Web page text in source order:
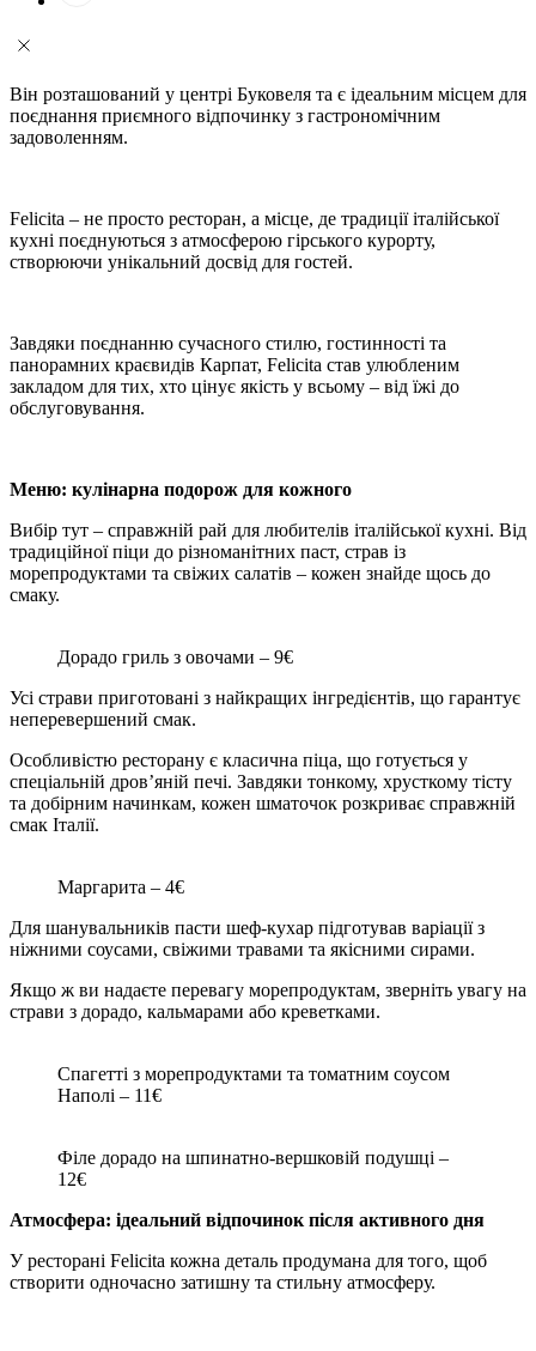
Він розташований у центрі Буковеля та є ідеальним місцем для
поєднання приємного відпочинку з гастрономічним
задоволенням.
Felicita – не просто ресторан, а місце, де традиції італійської
кухні поєднуються з атмосферою гірського курорту,
створюючи унікальний досвід для гостей.
Завдяки поєднанню сучасного стилю, гостинності та
панорамних краєвидів Карпат, Felicita став улюбленим
закладом для тих, хто цінує якість у всьому – від їжі до
обслуговування.
Меню: кулінарна подорож для кожного
Вибір тут – справжній рай для любителів італійської кухні. Від
традиційної піци до різноманітних паст, страв із
морепродуктами та свіжих салатів – кожен знайде щось до
смаку.
Дорадо гриль з овочами – 9€
Усі страви приготовані з найкращих інгредієнтів, що гарантує
неперевершений смак.
Особливістю ресторану є класична піца, що готується у
спеціальній дров’яній печі. Завдяки тонкому, хрусткому тісту
та добірним начинкам, кожен шматочок розкриває справжній
смак Італії.
Маргарита – 4€
Для шанувальників пасти шеф-кухар підготував варіації з
ніжними соусами, свіжими травами та якісними сирами.
Якщо ж ви надаєте перевагу морепродуктам, зверніть увагу на
страви з дорадо, кальмарами або креветками.
Спагетті з морепродуктами та томатним соусом
Наполі – 11€
Філе дорадо на шпинатно-вершковій подушці –
12€
Атмосфера: ідеальний відпочинок після активного дня
У ресторані Felicita кожна деталь продумана для того, щоб
створити одночасно затишну та стильну атмосферу.